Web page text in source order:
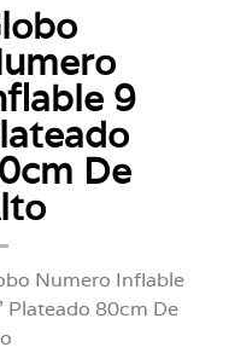
9
De
Numero Inflable
Plateado 80cm De